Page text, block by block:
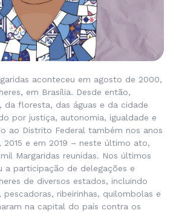
aconteceu em agosto de 2000,
em Brasília. Desde então,
da floresta, das águas e da cidade
por justiça, autonomia, igualdade e
ao Distrito Federal também nos anos
2015 e em 2019 – neste último ato,
Margaridas reunidas. Nos últimos
a participação de delegações e
de diversos estados, incluindo
pescadoras, ribeirinhas, quilombolas e
na capital do país contra os